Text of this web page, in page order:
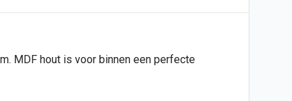
MDF hout is voor binnen een perfecte